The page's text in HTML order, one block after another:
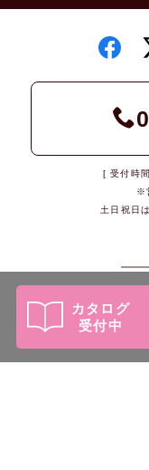
カタログ
受付中
[ 受付時
※
土日祝日
©